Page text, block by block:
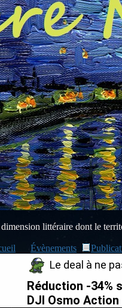
littéraire dont le
Évènements
Le deal à ne
Réduction -34%
DJI Osmo Action